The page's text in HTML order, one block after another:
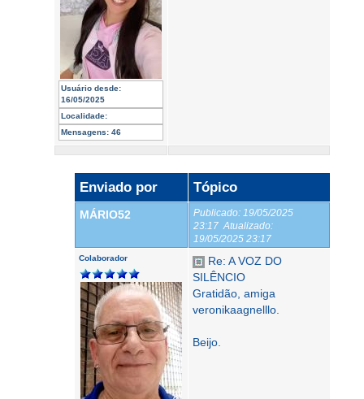
Usuário desde:
16/05/2025
Localidade:
Mensagens: 46
Enviado por Tópico
MÁRIO52 Publicado: 19/05/2025
23:17 Atualizado:
19/05/2025 23:17
Colaborador
Re: A VOZ DO
SILÊNCIO
Gratidão, amiga
veronikaagnelllo.
Beijo.